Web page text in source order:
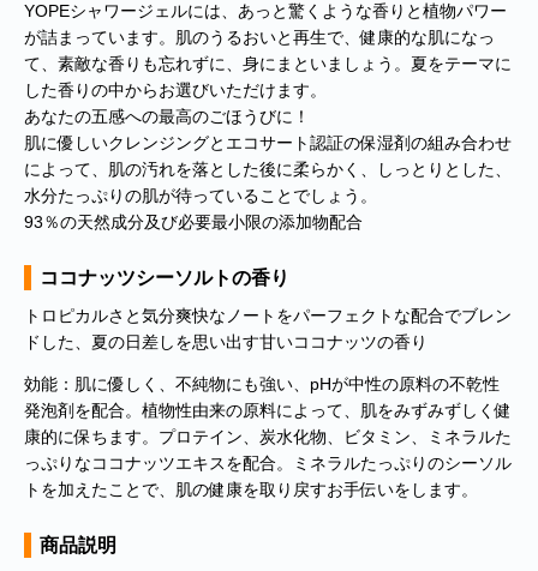
YOPEシャワージェルには、あっと驚くような香りと植物パワー
が詰まっています。肌のうるおいと再生で、健康的な肌になっ
て、素敵な香りも忘れずに、身にまといましょう。夏をテーマに
した香りの中からお選びいただけます。
あなたの五感への最高のごほうびに！
肌に優しいクレンジングとエコサート認証の保湿剤の組み合わせ
によって、肌の汚れを落とした後に柔らかく、しっとりとした、
水分たっぷりの肌が待っていることでしょう。
93％の天然成分及び必要最小限の添加物配合
ココナッツシーソルトの香り
トロピカルさと気分爽快なノートをパーフェクトな配合でブレン
ドした、夏の日差しを思い出す甘いココナッツの香り
効能：肌に優しく、不純物にも強い、pHが中性の原料の不乾性
発泡剤を配合。植物性由来の原料によって、肌をみずみずしく健
康的に保ちます。プロテイン、炭水化物、ビタミン、ミネラルた
っぷりなココナッツエキスを配合。ミネラルたっぷりのシーソル
トを加えたことで、肌の健康を取り戻すお手伝いをします。
商品説明